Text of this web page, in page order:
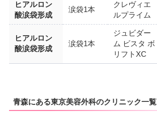
ヒアルロン
酸涙袋形成
涙袋1本
クレヴィエ
ルプライム
ヒアルロン
酸涙袋形成
涙袋1本
ジュビダー
ム ビスタ ボ
リフトXC
青森にある東京美容外科のクリニック一覧